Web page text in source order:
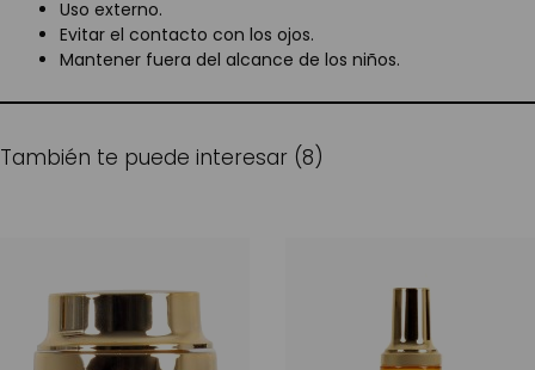
Uso externo.
Evitar el contacto con los ojos.
Mantener fuera del alcance de los niños.
También te puede interesar (8)